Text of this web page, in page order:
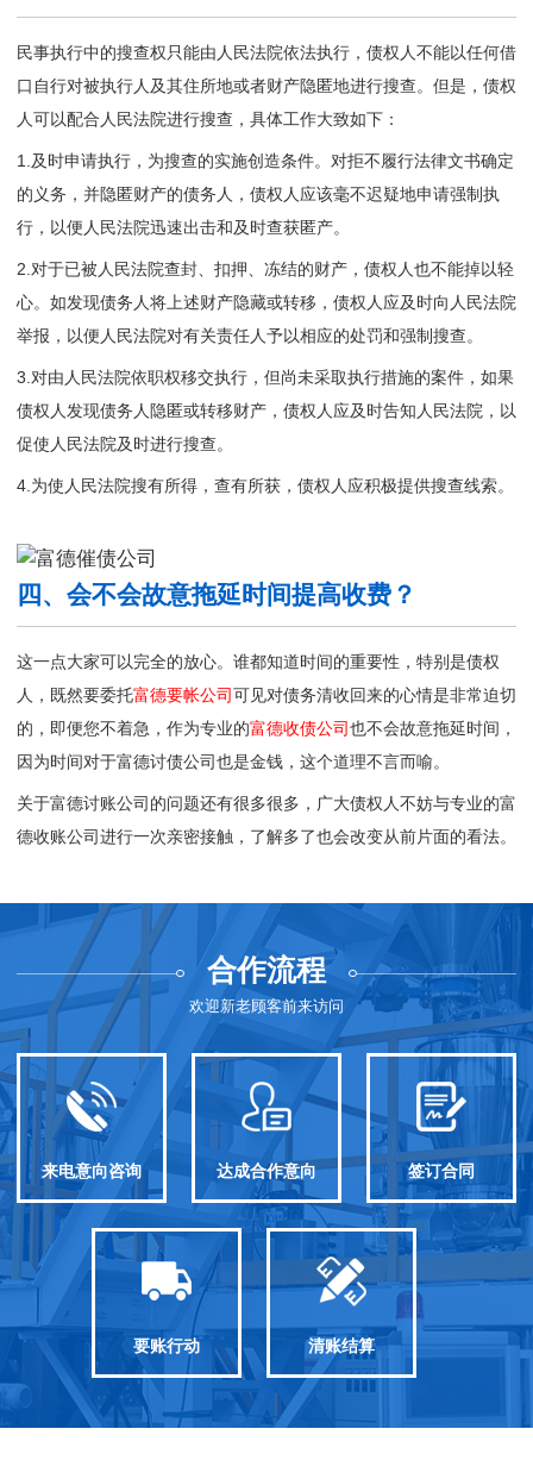
民事执行中的搜查权只能由人民法院依法执行，债权人不能以任何借
口自行对被执行人及其住所地或者财产隐匿地进行搜查。但是，债权
人可以配合人民法院进行搜查，具体工作大致如下：
1.及时申请执行，为搜查的实施创造条件。对拒不履行法律文书确定
的义务，并隐匿财产的债务人，债权人应该毫不迟疑地申请强制执
行，以便人民法院迅速出击和及时查获匿产。
2.对于已被人民法院查封、扣押、冻结的财产，债权人也不能掉以轻
心。如发现债务人将上述财产隐藏或转移，债权人应及时向人民法院
举报，以便人民法院对有关责任人予以相应的处罚和强制搜查。
3.对由人民法院依职权移交执行，但尚未采取执行措施的案件，如果
债权人发现债务人隐匿或转移财产，债权人应及时告知人民法院，以
促使人民法院及时进行搜查。
4.为使人民法院搜有所得，查有所获，债权人应积极提供搜查线索。
四、会不会故意拖延时间提高收费？
这一点大家可以完全的放心。谁都知道时间的重要性，特别是债权
人，既然要委托富德要帐公司可见对债务清收回来的心情是非常迫切
的，即便您不着急，作为专业的富德收债公司也不会故意拖延时间，
因为时间对于富德讨债公司也是金钱，这个道理不言而喻。
关于富德讨账公司的问题还有很多很多，广大债权人不妨与专业的富
德收账公司进行一次亲密接触，了解多了也会改变从前片面的看法。
合作流程
欢迎新老顾客前来访问
来电意向咨询 达成合作意向 签订合同
要账行动 清账结算